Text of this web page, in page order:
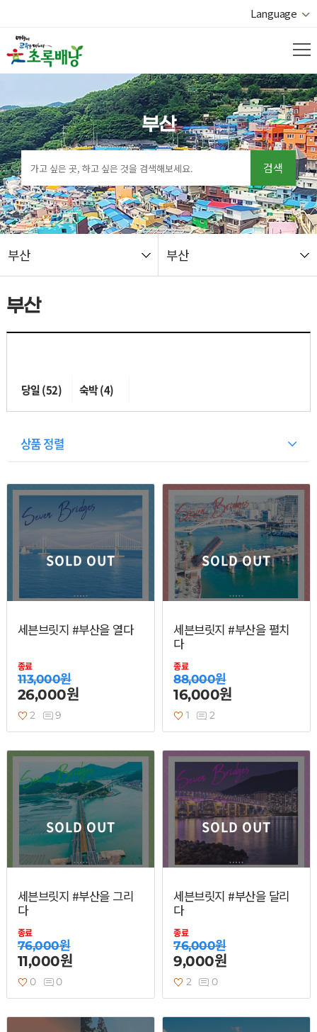
Language
열기
열기
열기
열기
부산
검색
부산 부산
부산
당일 (52) 숙박 (4)
상품 정렬
SOLD OUT
세븐브릿지 #부산을 열다
종료
113,000원
26,000원
2 9
SOLD OUT
세븐브릿지 #부산을 펼치
다
종료
88,000원
16,000원
1 2
SOLD OUT
세븐브릿지 #부산을 그리
다
종료
76,000원
11,000원
0 0
SOLD OUT
세븐브릿지 #부산을 달리
다
종료
76,000원
9,000원
2 0